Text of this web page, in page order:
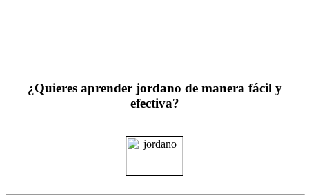
¿Quieres aprender jordano de manera fácil y
efectiva?